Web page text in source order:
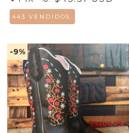
443 VENDIDOS.
-9%